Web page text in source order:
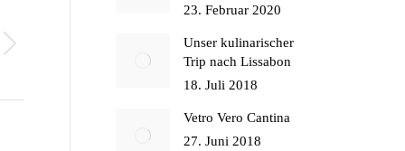
23. Februar 2020
Unser kulinarischer
Trip nach Lissabon
18. Juli 2018
Vetro Vero Cantina
27. Juni 2018